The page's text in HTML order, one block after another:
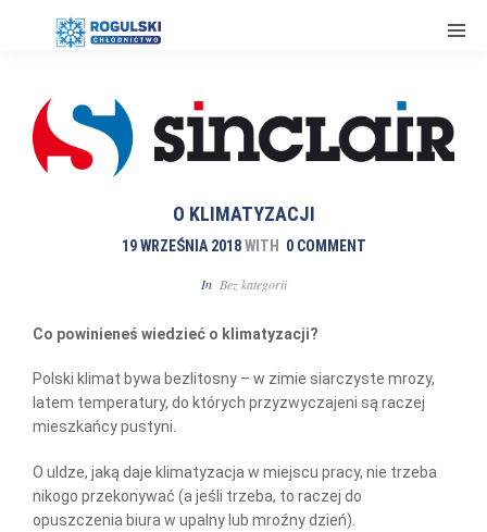
O KLIMATYZACJI
19 WRZEŚNIA 2018 WITH 0 COMMENT
In Bez kategorii
Co powinieneś wiedzieć o klimatyzacji?
Polski klimat bywa bezlitosny – w zimie siarczyste mrozy,
latem temperatury, do których przyzwyczajeni są raczej
mieszkańcy pustyni.
O uldze, jaką daje klimatyzacja w miejscu pracy, nie trzeba
nikogo przekonywać (a jeśli trzeba, to raczej do
opuszczenia biura w upalny lub mroźny dzień).